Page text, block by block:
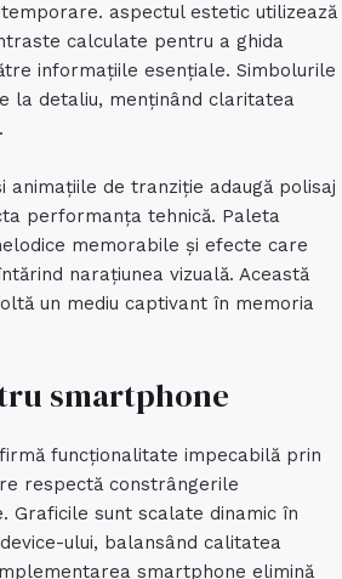
aspectul estetic utilizează
calculate pentru a ghida
informațiile esențiale. Simbolurile
la detaliu, menținând claritatea
animațiile de tranziție adaugă polisaj
performanța tehnică. Paleta
memorabile și efecte care
narațiunea vizuală. Această
un mediu captivant în memoria
smartphone
funcționalitate impecabilă prin
respectă constrângerile
sunt scalate dinamic în
ului, balansând calitatea
smartphone elimină